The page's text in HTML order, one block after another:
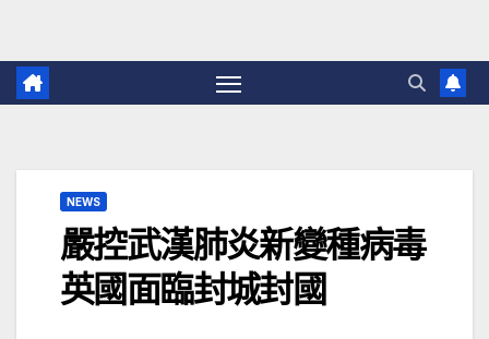
NEWS
嚴控武漢肺炎新變種病毒
英國面臨封城封國